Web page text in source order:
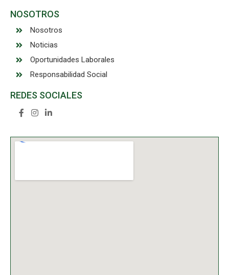
NOSOTROS
Nosotros
Noticias
Oportunidades Laborales
Responsabilidad Social
REDES SOCIALES